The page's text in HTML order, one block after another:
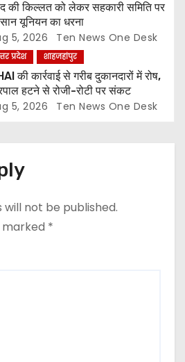
की किल्लत को लेकर सहकारी समिति पर
यूनियन का धरना
5, 2026 Ten News One Desk
प्रदेश शाहजहांपुर
की कार्रवाई से गरीब दुकानदारों में रोष,
हटने से रोजी-रोटी पर संकट
5, 2026 Ten News One Desk
will not be published.
marked *